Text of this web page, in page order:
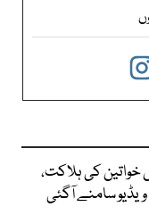
خواتین کی ہلاکت،
سامنے آگئی